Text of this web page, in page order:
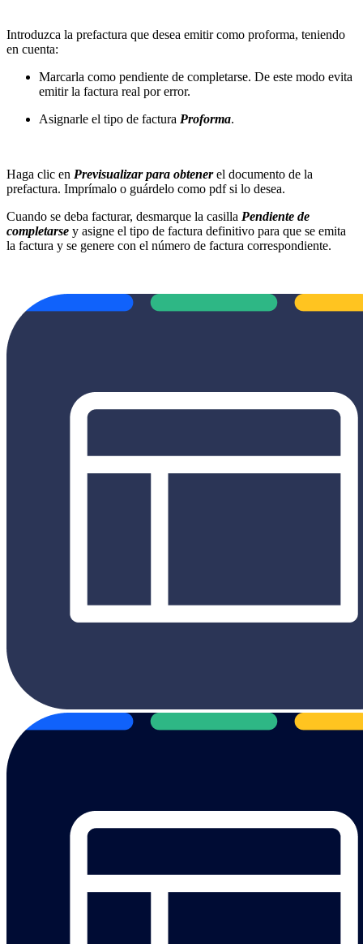
Introduzca la prefactura que desea emitir como proforma, teniendo
en cuenta:
Marcarla como pendiente de completarse. De este modo evita
emitir la factura real por error.
Asignarle el tipo de factura Proforma.
Haga clic en Previsualizar para obtenerel documento de la
prefactura. Imprímalo o guárdelo como pdf si lo desea.
Cuando se deba facturar, desmarque la casilla Pendiente de
completarse y asigne el tipo de factura definitivo para que se emita
la factura y se genere con el número de factura correspondiente.